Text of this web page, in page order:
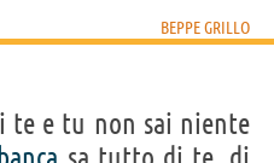
BEPPE GRILLO
te e tu non sai niente